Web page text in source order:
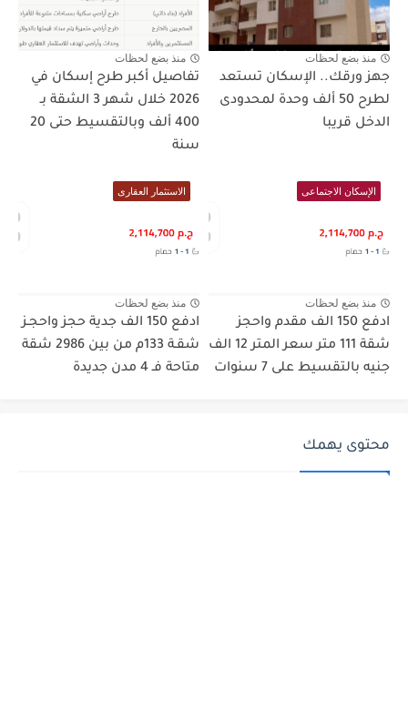
منذ بضع لحظات
جهز ورقك.. الإسكان تستعد
لطرح 50 ألف وحدة لمحدودى
الدخل قريبا
منذ بضع لحظات
تفاصيل أكبر طرح إسكان في
2026 خلال شهر 3 الشقة بـ
400 ألف وبالتقسيط حتى 20
سنة
الإسكان الاجتماعى
منذ بضع لحظات
ادفع 150 الف مقدم واحجز
شقة 111 متر سعر المتر 12 الف
جنيه بالتقسيط على 7 سنوات
الاستثمار العقارى
منذ بضع لحظات
ادفع 150 الف جدية حجز واحجـز
شقـة 133م من بين 2986 شقة
متاحة فـ 4 مدن جديدة
محتوى يهمك